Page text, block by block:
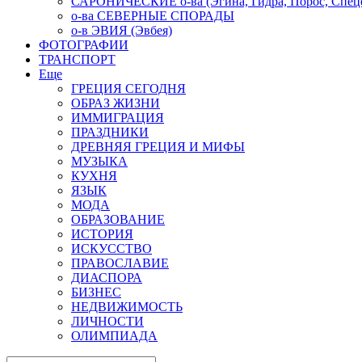
о-ва СЕВЕРНЫЕ СПОРАДЫ
о-в ЭВИЯ (Эвбея)
ФОТОГРАФИИ
ТРАНСПОРТ
Еще
ГРЕЦИЯ СЕГОДНЯ
ОБРАЗ ЖИЗНИ
ИММИГРАЦИЯ
ПРАЗДНИКИ
ДРЕВНЯЯ ГРЕЦИЯ И МИФЫ
МУЗЫКА
КУХНЯ
ЯЗЫК
МОДА
ОБРАЗОВАНИЕ
ИСТОРИЯ
ИСКУССТВО
ПРАВОСЛАВИЕ
ДИАСПОРА
БИЗНЕС
НЕДВИЖИМОСТЬ
ЛИЧНОСТИ
ОЛИМПИАДА